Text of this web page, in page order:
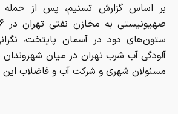
بر اساس گزارش تسنیم، پس از حمله
ستون‌های دود در آسمان پایتخت،
آلودگی آب شرب تهران در میان
مسئولان شهری و شرکت آب و فاضلاب این